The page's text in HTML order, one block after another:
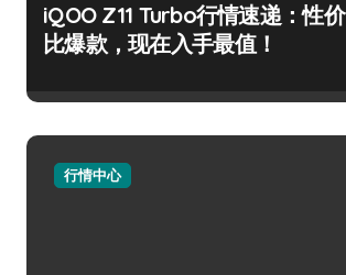
iQOO Z11 Turbo行情速递：性价
比爆款，现在入手最值！
行情中心